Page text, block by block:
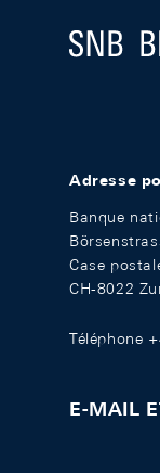
Logo
Adresse
Banque
Case
CH-8022
Téléphone
E-MAIL